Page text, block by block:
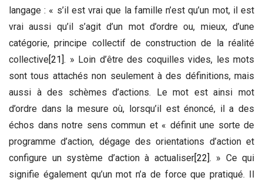
langage : « s’il est vrai que la famille n’est qu’un mot, il est
vrai aussi qu’il s’agit d’un mot d’ordre ou, mieux, d’une
catégorie, principe collectif de construction de la réalité
collective[21]. » Loin d’être des coquilles vides, les mots
sont tous attachés non seulement à des définitions, mais
aussi à des schèmes d’actions. Le mot est ainsi mot
d’ordre dans la mesure où, lorsqu’il est énoncé, il a des
échos dans notre sens commun et « définit une sorte de
programme d’action, dégage des orientations d’action et
configure un système d’action à actualiser[22]. » Ce qui
signifie également qu’un mot n’a de force que pratiqué. Il